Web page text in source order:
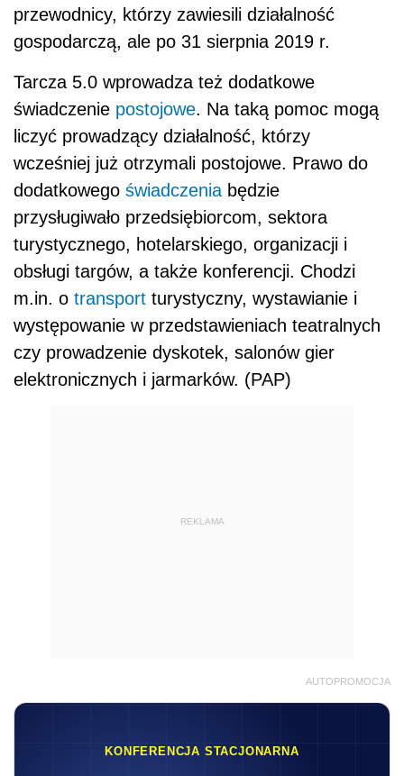
przewodnicy, którzy zawiesili działalność
gospodarczą, ale po 31 sierpnia 2019 r.
Tarcza 5.0 wprowadza też dodatkowe
świadczenie postojowe. Na taką pomoc mogą
liczyć prowadzący działalność, którzy
wcześniej już otrzymali postojowe. Prawo do
dodatkowego świadczenia będzie
przysługiwało przedsiębiorcom, sektora
turystycznego, hotelarskiego, organizacji i
obsługi targów, a także konferencji. Chodzi
m.in. o transport turystyczny, wystawianie i
występowanie w przedstawieniach teatralnych
czy prowadzenie dyskotek, salonów gier
elektronicznych i jarmarków. (PAP)
REKLAMA
AUTOPROMOCJA
KONFERENCJA STACJONARNA